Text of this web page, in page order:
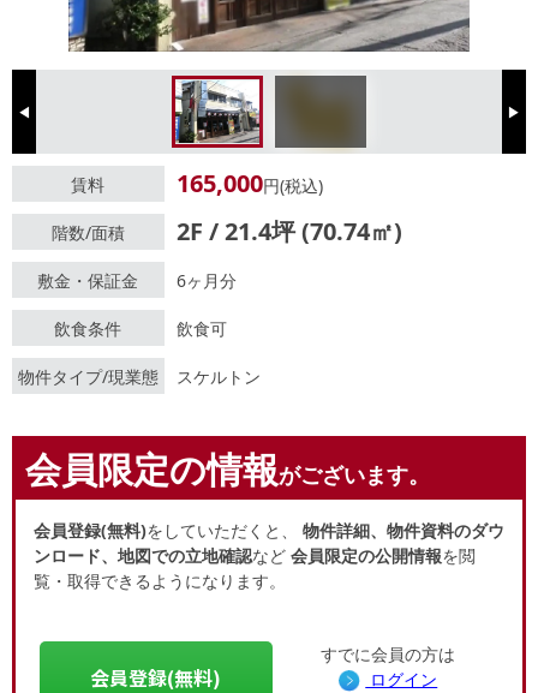
Previous Next
賃料 165,000円(税込)
階数/面積 2F / 21.4坪 (70.74㎡)
敷金・保証金 6ヶ月分
飲食条件 飲食可
物件タイプ/現業態 スケルトン
会員限定の情報がございます。
会員登録(無料)をしていただくと、 物件詳細、物件資料のダウ
ンロード、地図での立地確認など 会員限定の公開情報を閲
覧・取得できるようになります。
会員登録(無料)
すでに会員の方は
ログイン